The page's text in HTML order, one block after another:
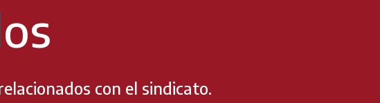
con el sindicato.